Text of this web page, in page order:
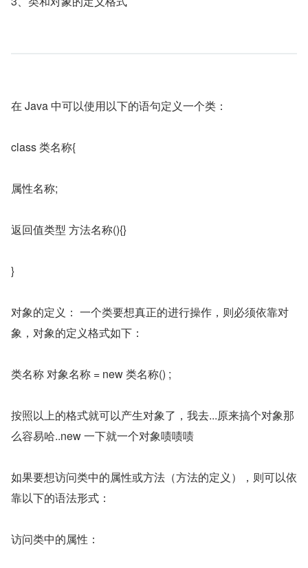
在 Java 中可以使用以下的语句定义一个类：
class 类名称{
属性名称;
返回值类型 方法名称(){}
}
对象的定义： 一个类要想真正的进行操作，则必须依靠对
象，对象的定义格式如下：
类名称 对象名称 = new 类名称() ;
按照以上的格式就可以产生对象了，我去...原来搞个对象那
么容易哈..new 一下就一个对象啧啧啧
如果要想访问类中的属性或方法（方法的定义），则可以依
靠以下的语法形式：
访问类中的属性：